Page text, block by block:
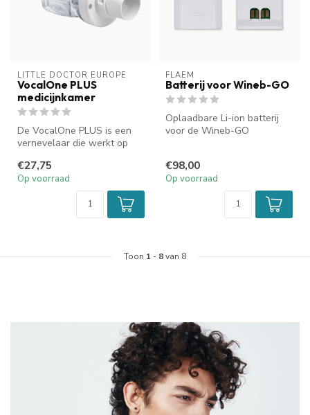
LITTLE DOCTOR EUROPE
VocalOne PLUS
medicijnkamer
De VocalOne PLUS is een
vernevelaar die werkt op
voor...
€27,75
Op voorraad
FLAEM
Batterij voor Wineb-GO
Oplaadbare Li-ion batterij
voor de Wineb-GO
€98,00
Op voorraad
Toon 1 - 8van 8